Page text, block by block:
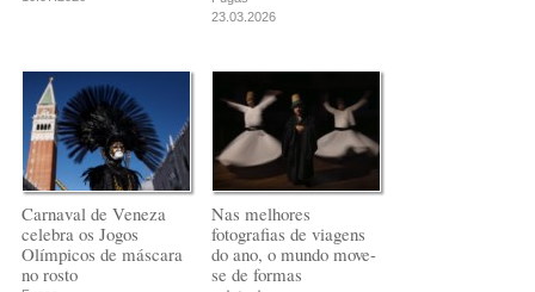
23.03.2026
Carnaval de Veneza
celebra os Jogos
Olímpicos de máscara
no rosto
Nas melhores
fotografias de viagens
do ano, o mundo move-
se de formas